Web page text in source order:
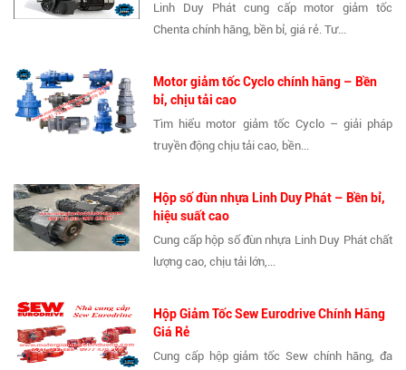
Linh Duy Phát cung cấp motor giảm tốc
Chenta chính hãng, bền bỉ, giá rẻ. Tư...
Motor giảm tốc Cyclo chính hãng – Bền
bỉ, chịu tải cao
Tìm hiểu motor giảm tốc Cyclo – giải pháp
truyền động chịu tải cao, bền...
Hộp số đùn nhựa Linh Duy Phát – Bền bỉ,
hiệu suất cao
Cung cấp hộp số đùn nhựa Linh Duy Phát chất
lượng cao, chịu tải lớn,...
Hộp Giảm Tốc Sew Eurodrive Chính Hãng
Giá Rẻ
Cung cấp hộp giảm tốc Sew chính hãng, đa